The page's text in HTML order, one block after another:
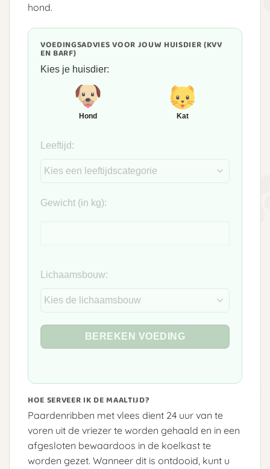
hond.
VOEDINGSADVIES VOOR JOUW HUISDIER (KVV
EN BARF)
Kies je huisdier:
Hond Kat
Leeftijd:
Gewicht (in kg):
Lichaamsbouw:
BEREKEN VOEDING
HOE SERVEER IK DE MAALTIJD?
Paardenribben met vlees dient 24 uur van te
voren uit de vriezer te worden gehaald en in een
afgesloten bewaardoos in de koelkast te
worden gezet. Wanneer dit is ontdooid, kunt u